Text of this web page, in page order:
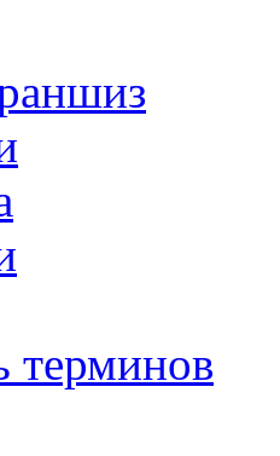
терминов